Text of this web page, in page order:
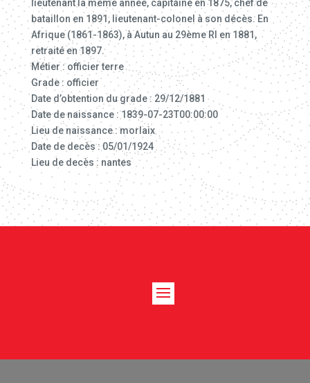
lieutenant la même année, capitaine en 1875, chef de
bataillon en 1891, lieutenant-colonel à son décès. En
Afrique (1861-1863), à Autun au 29ème RI en 1881,
retraité en 1897.
Métier : officier terre
Grade : officier
Date d’obtention du grade : 29/12/1881
Date de naissance : 1839-07-23T00:00:00
Lieu de naissance : morlaix
Date de decès : 05/01/1924
Lieu de decès : nantes